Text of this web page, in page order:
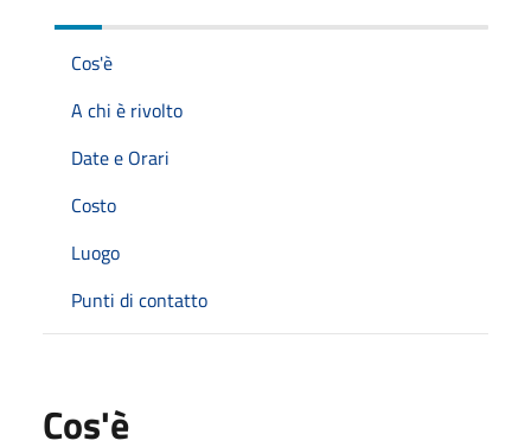
Cos'è
A chi è rivolto
Date e Orari
Costo
Luogo
Punti di contatto
Cos'è